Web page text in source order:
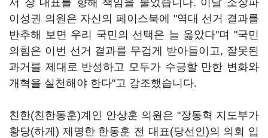
서 장 대표를 향해 책임을 물었습니다. 이날 소장파
이성권 의원은 자신의 페이스북에 "역대 선거 결과를
반추해 보면 우리 국민의 선택은 늘 옳았다"며 "국민
의힘은 이번 선거 결과를 무겁게 받아들이고, 잘못된
과거를 제대로 반성하고 모두가 수긍할 만한 변화와
개혁을 실천해야 한다"고 강조했습니다.
친한(친한동훈)계인 안상훈 의원은 "장동혁 지도부가
황당(하게) 제명한 한동훈 전 대표(당선인)의 의회 입